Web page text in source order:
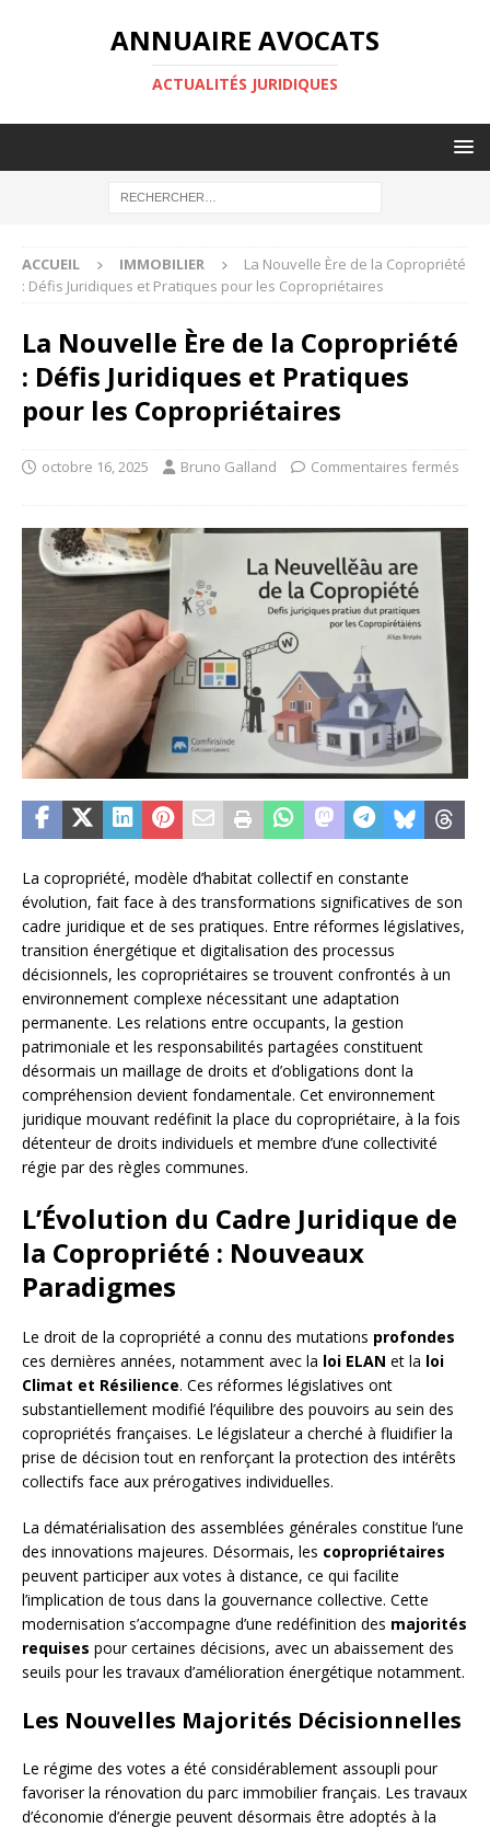
ANNUAIRE AVOCATS
ACTUALITÉS JURIDIQUES
ACCUEIL IMMOBILIER
La Nouvelle Ère de la Copropriété
: Défis Juridiques et Pratiques pour les Copropriétaires
La Nouvelle Ère de la Copropriété
: Défis Juridiques et Pratiques
pour les Copropriétaires
octobre 16, 2025 Bruno Galland Commentaires fermés
La copropriété, modèle d’habitat collectif en constante
évolution, fait face à des transformations significatives de son
cadre juridique et de ses pratiques. Entre réformes législatives,
transition énergétique et digitalisation des processus
décisionnels, les copropriétaires se trouvent confrontés à un
environnement complexe nécessitant une adaptation
permanente. Les relations entre occupants, la gestion
patrimoniale et les responsabilités partagées constituent
désormais un maillage de droits et d’obligations dont la
compréhension devient fondamentale. Cet environnement
juridique mouvant redéfinit la place du copropriétaire, à la fois
détenteur de droits individuels et membre d’une collectivité
régie par des règles communes.
L’Évolution du Cadre Juridique de
la Copropriété : Nouveaux
Paradigmes
Le droit de la copropriété a connu des mutations profondes
ces dernières années, notamment avec la loi ELAN et la loi
Climat et Résilience. Ces réformes législatives ont
substantiellement modifié l’équilibre des pouvoirs au sein des
copropriétés françaises. Le législateur a cherché à fluidifier la
prise de décision tout en renforçant la protection des intérêts
collectifs face aux prérogatives individuelles.
La dématérialisation des assemblées générales constitue l’une
des innovations majeures. Désormais, les copropriétaires
peuvent participer aux votes à distance, ce qui facilite
l’implication de tous dans la gouvernance collective. Cette
modernisation s’accompagne d’une redéfinition des majorités
requises pour certaines décisions, avec un abaissement des
seuils pour les travaux d’amélioration énergétique notamment.
Les Nouvelles Majorités Décisionnelles
Le régime des votes a été considérablement assoupli pour
favoriser la rénovation du parc immobilier français. Les travaux
d’économie d’énergie peuvent désormais être adoptés à la